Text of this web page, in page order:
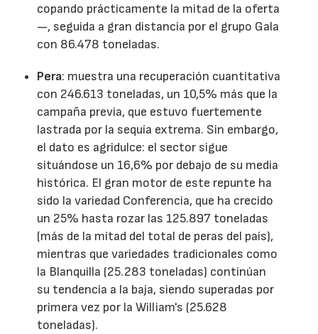
copando prácticamente la mitad de la oferta
—, seguida a gran distancia por el grupo Gala
con 86.478 toneladas.
Pera: muestra una recuperación cuantitativa
con 246.613 toneladas, un 10,5% más que la
campaña previa, que estuvo fuertemente
lastrada por la sequía extrema. Sin embargo,
el dato es agridulce: el sector sigue
situándose un 16,6% por debajo de su media
histórica. El gran motor de este repunte ha
sido la variedad Conferencia, que ha crecido
un 25% hasta rozar las 125.897 toneladas
(más de la mitad del total de peras del país),
mientras que variedades tradicionales como
la Blanquilla (25.283 toneladas) continúan
su tendencia a la baja, siendo superadas por
primera vez por la William's (25.628
toneladas).